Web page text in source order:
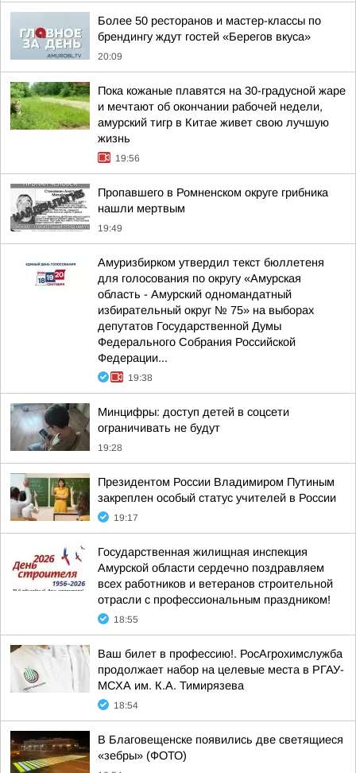
Более 50 ресторанов и мастер-классы по
брендингу ждут гостей «Берегов вкуса»
20:09
Пока кожаные плавятся на 30-градусной жаре
и мечтают об окончании рабочей недели,
амурский тигр в Китае живет свою лучшую
жизнь
19:56
Пропавшего в Ромненском округе грибника
нашли мертвым
19:49
Амуризбирком утвердил текст бюллетеня
для голосования по округу «Амурская
область - Амурский одномандатный
избирательный округ № 75» на выборах
депутатов Государственной Думы
Федерального Собрания Российской
Федерации...
19:38
Минцифры: доступ детей в соцсети
ограничивать не будут
19:28
Президентом России Владимиром Путиным
закреплен особый статус учителей в России
19:17
Государственная жилищная инспекция
Амурской области сердечно поздравляем
всех работников и ветеранов строительной
отрасли с профессиональным праздником!
18:55
Ваш билет в профессию!. РосАгрохимслужба
продолжает набор на целевые места в РГАУ-
МСХА им. К.А. Тимирязева
18:54
В Благовещенске появились две светящиеся
«зебры» (ФОТО)